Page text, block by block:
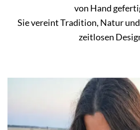
von Hand
Sie vereint Tradition, Natur
zeitlosen